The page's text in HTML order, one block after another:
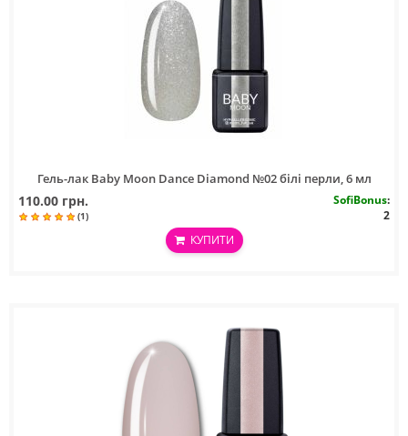
Гель-лак Baby Moon Dance Diamond №02 білі перли, 6 мл
110.00 грн.
(1)
SofiBonus:
2
КУПИТИ